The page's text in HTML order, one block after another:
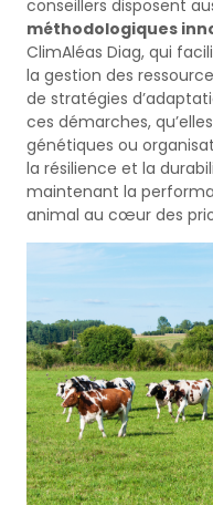
conseillers disposent
méthodologiques
ClimAléas Diag, qui
la gestion des
de stratégies
ces démarches,
génétiques ou
la résilience et la
maintenant la
animal au cœur des